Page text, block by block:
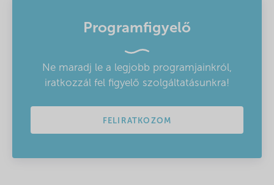
Programfigyelő
Ne maradj le a legjobb programjainkról,
iratkozzál fel figyelő szolgáltatásunkra!
FELIRATKOZOM